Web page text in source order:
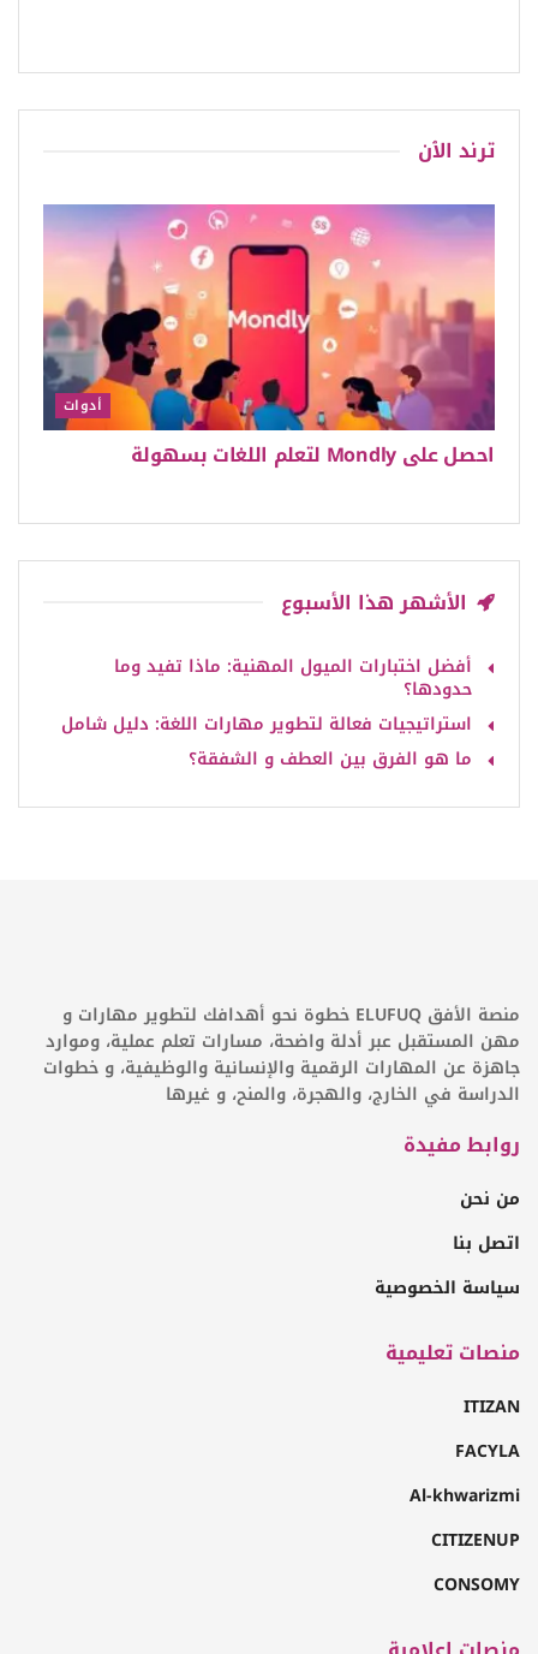
ترند الٱن
أدوات
احصل على Mondly لتعلم اللغات بسهولة
الأشهر هذا الأسبوع
أفضل اختبارات الميول المهنية: ماذا تفيد وما
حدودها؟
استراتيجيات فعالة لتطوير مهارات اللغة: دليل شامل
ما هو الفرق بين العطف و الشفقة؟
منصة الأفق ELUFUQ خطوة نحو أهدافك لتطوير مهارات و
مهن المستقبل عبر أدلة واضحة، مسارات تعلم عملية، وموارد
جاهزة عن المهارات الرقمية والإنسانية والوظيفية، و خطوات
الدراسة في الخارج، والهجرة، والمنح، و غيرها
روابط مفيدة
من نحن
اتصل بنا
سياسة الخصوصية
منصات تعليمية
ITIZAN
FACYLA
Al-khwarizmi
CITIZENUP
CONSOMY